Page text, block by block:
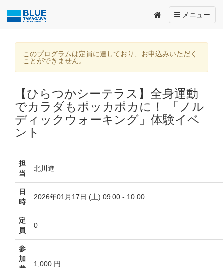
Toggle
navigation
メニュー
このプログラムは定員に達しており、お申込みいただく
ことができません。
【ひらつかシーテラス】全身運動
でカラダもポッカポカに！ 「ノル
ディックウォーキング」体験イベ
ント
担
当
北川進
日
時
2026年01月17日 (土) 09:00 - 10:00
定
員
0
参
加
1,000 円